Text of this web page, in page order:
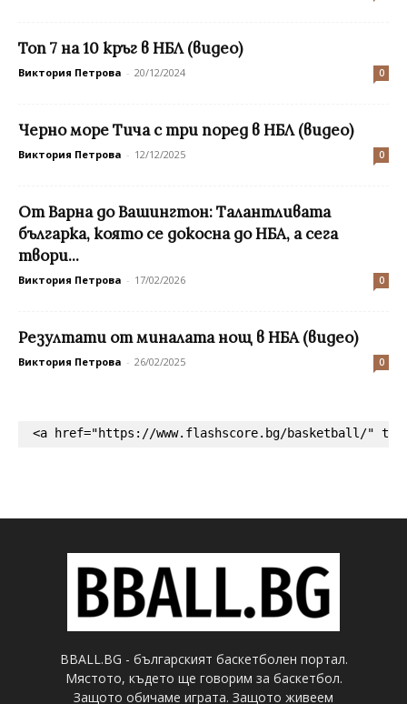
Топ 7 на 10 кръг в НБЛ (видео)
Виктория Петрова - 20/12/2024 0
Черно море Тича с три поред в НБЛ (видео)
Виктория Петрова - 12/12/2025 0
От Варна до Вашингтон: Талантливата
българка, която се докосна до НБА, а сега
твори...
Виктория Петрова - 17/02/2026 0
Резултати от миналата нощ в НБА (видео)
Виктория Петрова - 26/02/2025 0
<a href="https://www.flashscore.bg/basketball/"
BBALL.BG - българският баскетболен портал.
Мястото, където ще говорим за баскетбол.
Защото обичаме играта. Защото живеем